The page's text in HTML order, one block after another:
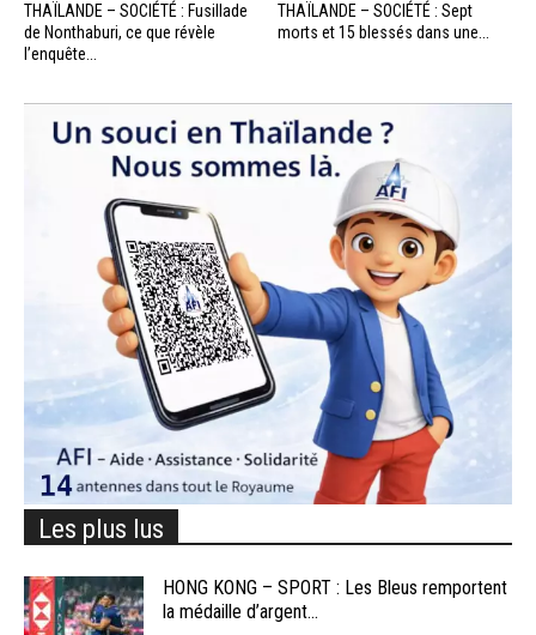
THAÏLANDE – SOCIÉTÉ : Fusillade
de Nonthaburi, ce que révèle
l’enquête...
THAÏLANDE – SOCIÉTÉ : Sept
morts et 15 blessés dans une...
Les plus lus
HONG KONG – SPORT : Les Bleus remportent
la médaille d’argent...